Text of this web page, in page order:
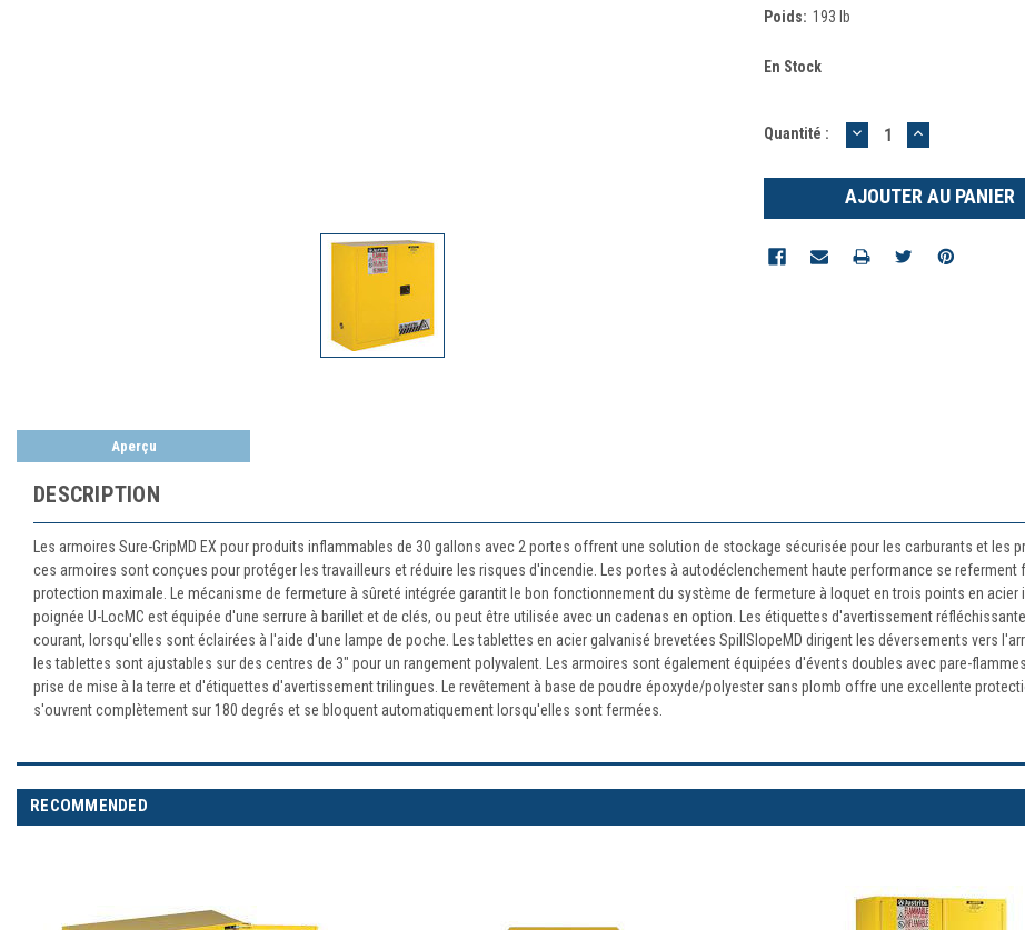
Poids: 193 lb
En Stock
Quantité : DIMINUER
LA
:
AUGMENTER
LA
:
Aperçu
DESCRIPTION
Les armoires Sure-GripMD EX pour produits inflammables de 30 gallons avec 2 portes offrent une solution de stockage sécurisée pour les carburants et
ces armoires sont conçues pour protéger les travailleurs et réduire les risques d'incendie. Les portes à autodéclenchement haute performance se
protection maximale. Le mécanisme de fermeture à sûreté intégrée garantit le bon fonctionnement du système de fermeture à loquet en trois points en
poignée U-LocMC est équipée d'une serrure à barillet et de clés, ou peut être utilisée avec un cadenas en option. Les étiquettes d'avertissement
courant, lorsqu'elles sont éclairées à l'aide d'une lampe de poche. Les tablettes en acier galvanisé brevetées SpillSlopeMD dirigent les déversements vers
les tablettes sont ajustables sur des centres de 3" pour un rangement polyvalent. Les armoires sont également équipées d'évents doubles avec pare-
prise de mise à la terre et d'étiquettes d'avertissement trilingues. Le revêtement à base de poudre époxyde/polyester sans plomb offre une excellente
s'ouvrent complètement sur 180 degrés et se bloquent automatiquement lorsqu'elles sont fermées.
RECOMMENDED